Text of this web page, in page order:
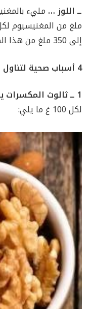
ــ اللوز …
إلى 350 ملغ من هذا المعدن الضروري للنبضات العصبية.
4 أسباب صحية لتناول المكسرات
1 ــ ثالوث المكسرات يرضي الجوع …
لكل 100 غ ما يلي: